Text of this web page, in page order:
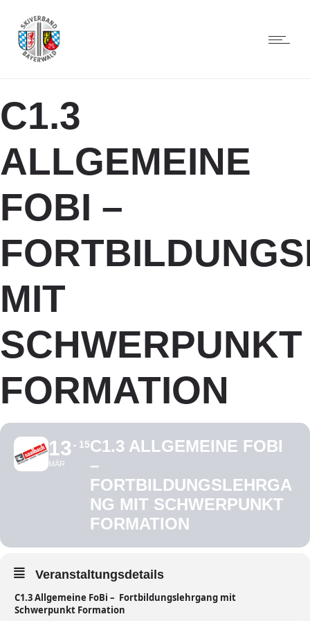
C1.3
ALLGEMEINE
FOBI –
MIT
SCHWERPUNKT
FORMATION
13
MÄR
15C1.3 ALLGEMEINE FOBI
–
FORTBILDUNGSLEHRGA
NG MIT SCHWERPUNKT
FORMATION
Veranstaltungsdetails
C1.3 Allgemeine FoBi – Fortbildungslehrgang mit
Schwerpunkt Formation